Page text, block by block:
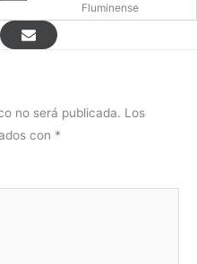
Fluminense
no será publicada. Los
con *